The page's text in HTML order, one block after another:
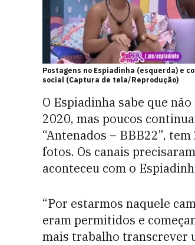
Postagens no Espiadinha (esquerda) e
social (Captura de tela/Reprodução)
O Espiadinha sabe que
2020, mas poucos
“Antenados – BBB22”,
fotos. Os canais
aconteceu com o
“Por estarmos naquele
eram permitidos e
mais trabalho transcrever